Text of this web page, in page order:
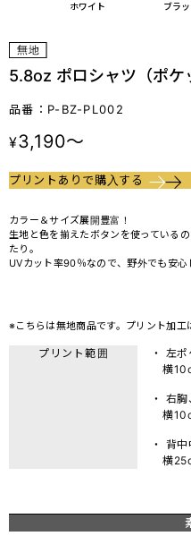
ホワイト ブラ
5.8oz ポロシャツ（ポケ
品番：P-BZ-PL002
¥3,190～
プリントありで購入する
カラー＆サイズ展開豊富！
生地と色を揃えたボタンを使っている
たり。
UVカット率90％なので、野外でも安心
※こちらは無地商品です。プリント加工
プリント範囲
・ 左
横
・ 右
横
・ 背
横